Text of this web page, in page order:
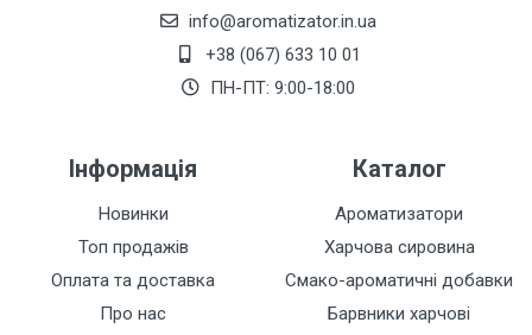
Залишити відгук
info@aromatizator.in.ua
+38 (067) 633 10 01
ПН-ПТ: 9:00-18:00
Інформація
Новинки
Топ продажів
Оплата та доставка
Про нас
Каталог
Ароматизатори
Харчова сировина
Смако-ароматичні добавки
Барвники харчові